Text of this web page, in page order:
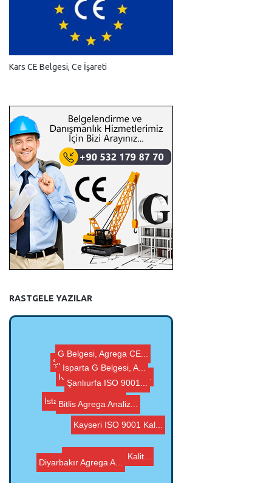
Kars CE Belgesi, Ce İşareti
RASTGELE YAZILAR
Karaman Agrega Anali...
İstanbul G Belgesi,...
Şırnak Agrega Anal...
Isparta G Belgesi, A...
Şanlıurfa ISO 9001...
G Belgesi, Agrega CE...
Sinop ISO 9001 Kalit...
Kayseri ISO 9001 Kal...
Bitlis Agrega Analiz...
Diyarbakır Agrega A...